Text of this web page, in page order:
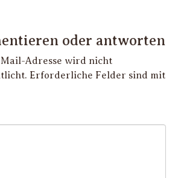
oder antworten
Adresse wird nicht
Erforderliche Felder sind mit